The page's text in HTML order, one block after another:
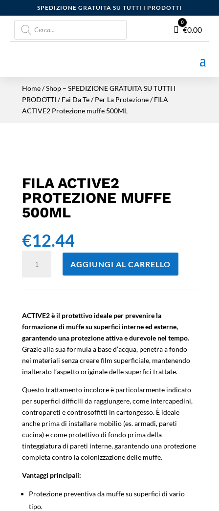
SPEDIZIONE GRATUITA SU TUTTI I PRODOTTI
Products
search
Carrello
0
€0.00
Home/Shop – SPEDIZIONE GRATUITA SU TUTTI I
PRODOTTI /Fai Da Te/Per La Protezione/ FILA
ACTIVE2 Protezione muffe 500ML
FILA ACTIVE2
PROTEZIONE MUFFE
500ML
€12.44
ACTIVE2
muffe
quantità
AGGIUNGI AL CARRELLO
ACTIVE2 è il protettivo ideale per prevenire la
formazione di muffe su superfici interne ed esterne,
garantendo una protezione attiva e durevole nel tempo.
Grazie alla sua formula a base d’acqua, penetra a fondo
nei materiali senza creare film superficiale, mantenendo
inalterato l’aspetto originale delle superfici trattate.
Questo trattamento incolore è particolarmente indicato
per superfici difficili da raggiungere, come intercapedini,
contropareti e controsoffitti in cartongesso. È ideale
anche prima di installare mobilio (es. armadi, pareti
cucina) e come protettivo di fondo prima della
tinteggiatura di pareti interne, garantendo una protezione
completa contro la colonizzazione delle muffe.
Vantaggi principali:
Protezione preventiva da muffe su superfici di vario
tipo.